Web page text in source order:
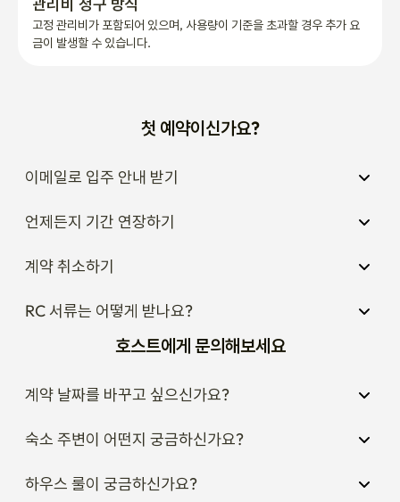
고정 관리비가 포함되어 있으며, 사용량이 기준을 초과할 경우 추가 요
금이 발생할 수 있습니다.
첫 예약이신가요?
이메일로 입주 안내 받기
언제든지 기간 연장하기
계약 취소하기
RC 서류는 어떻게 받나요?
호스트에게 문의해보세요
계약 날짜를 바꾸고 싶으신가요?
숙소 주변이 어떤지 궁금하신가요?
하우스 룰이 궁금하신가요?